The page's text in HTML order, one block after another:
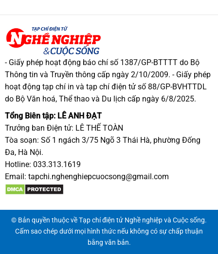
- Giấy phép hoạt động báo chí số 1387/GP-BTTTT do Bộ
Thông tin và Truyền thông cấp ngày 2/10/2009. - Giấy phép
hoạt động tạp chí in và tạp chí điện tử số 88/GP-BVHTTDL
do Bộ Văn hoá, Thể thao và Du lịch cấp ngày 6/8/2025.
Tổng Biên tập: LÊ ANH ĐẠT
Trưởng ban Điện tử: LÊ THẾ TOÀN
Tòa soạn: Số 1 ngách 3/75 Ngõ 3 Thái Hà, phường Đống
Đa, Hà Nội.
Hotline: 033.313.1619
Email: tapchi.nghenghiepcuocsong@gmail.com
© Bản quyền thuộc về Tạp chí điện tử Nghề nghiệp và Cuộc sống.
Cấm sao chép dưới mọi hình thức nếu không có sự chấp thuận
bằng văn bản.